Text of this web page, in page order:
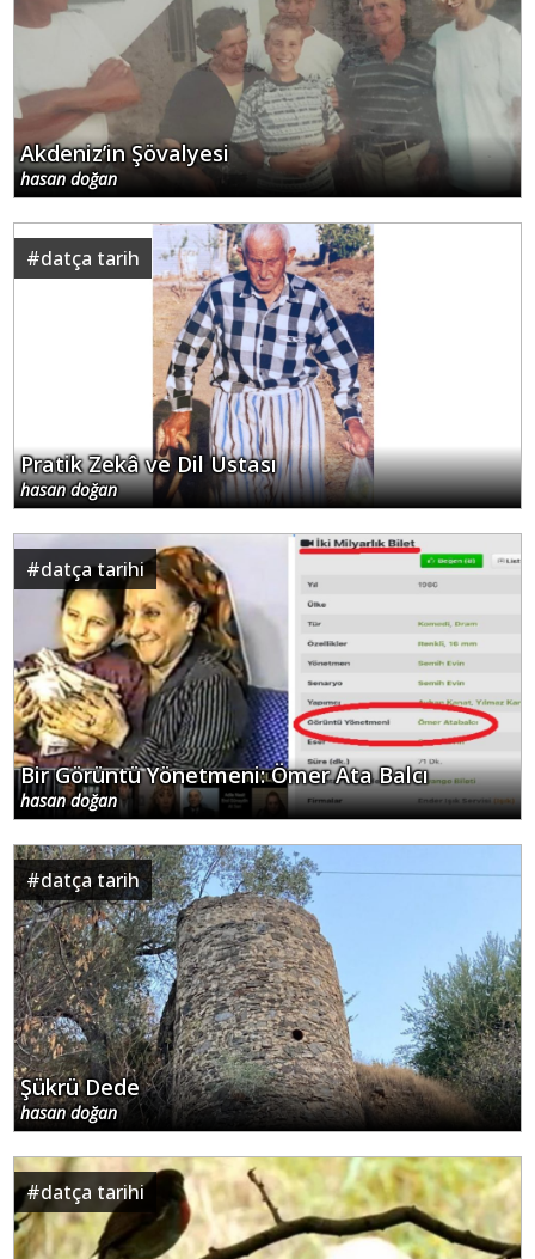
Akdeniz’in Şövalyesi
hasan doğan
#datça tarih
Pratik Zekâ ve Dil Ustası
hasan doğan
#datça tarihi
Bir Görüntü Yönetmeni: Ömer Ata Balcı
hasan doğan
#datça tarih
Şükrü Dede
hasan doğan
#datça tarihi